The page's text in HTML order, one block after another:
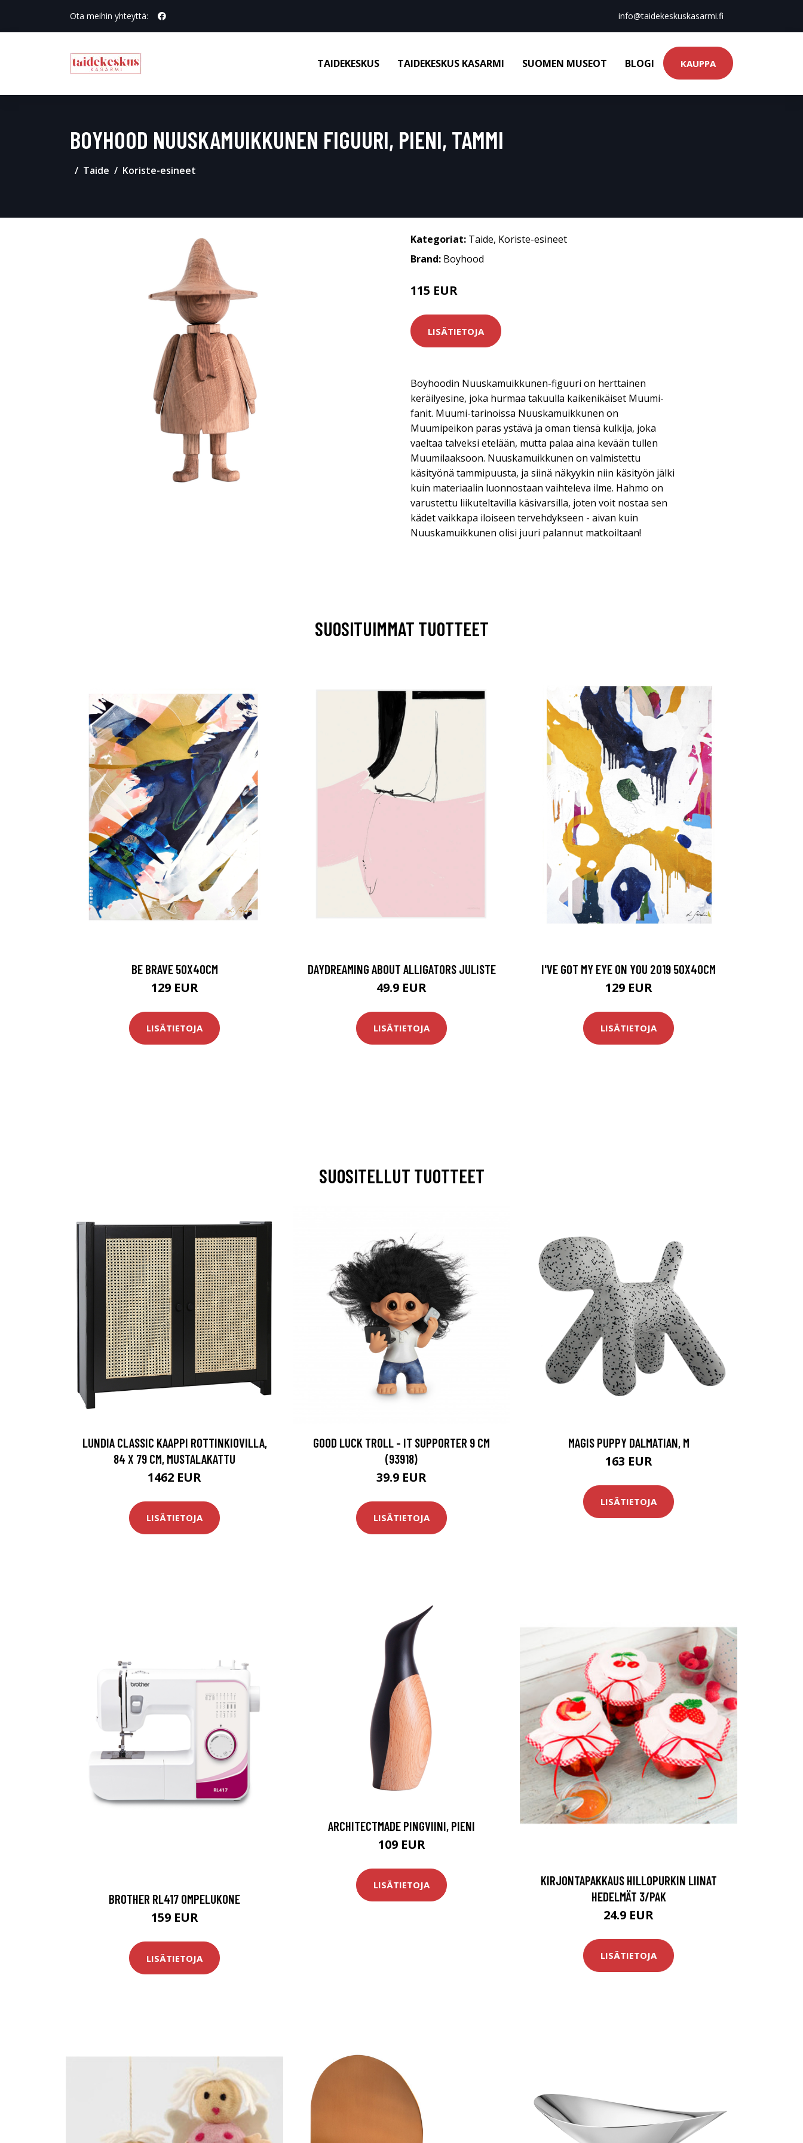
Ota meihin yhteyttä: info@taidekeskuskasarmi.fi
TAIDEKESKUS TAIDEKESKUS KASARMI SUOMEN MUSEOT BLOGI KAUPPA
BOYHOOD NUUSKAMUIKKUNEN FIGUURI, PIENI, TAMMI
Taide Koriste-esineet
Kategoriat: Taide, Koriste-esineet
Brand: Boyhood
115 EUR
LISÄTIETOJA
Boyhoodin Nuuskamuikkunen-figuuri on herttainen
keräilyesine, joka hurmaa takuulla kaikenikäiset Muumi-
fanit. Muumi-tarinoissa Nuuskamuikkunen on
Muumipeikon paras ystävä ja oman tiensä kulkija, joka
vaeltaa talveksi etelään, mutta palaa aina kevään tullen
Muumilaaksoon. Nuuskamuikkunen on valmistettu
käsityönä tammipuusta, ja siinä näkyykin niin käsityön jälki
kuin materiaalin luonnostaan vaihteleva ilme. Hahmo on
varustettu liikuteltavilla käsivarsilla, joten voit nostaa sen
kädet vaikkapa iloiseen tervehdykseen - aivan kuin
Nuuskamuikkunen olisi juuri palannut matkoiltaan!
SUOSITUIMMAT TUOTTEET
BE BRAVE 50X40CM
129 EUR
LISÄTIETOJA
DAYDREAMING ABOUT ALLIGATORS JULISTE
49.9 EUR
LISÄTIETOJA
I'VE GOT MY EYE ON YOU 2019 50X40CM
129 EUR
LISÄTIETOJA
SUOSITELLUT TUOTTEET
LUNDIA CLASSIC KAAPPI ROTTINKIOVILLA,
84 X 79 CM, MUSTALAKATTU
1462 EUR
LISÄTIETOJA
GOOD LUCK TROLL - IT SUPPORTER 9 CM
(93918)
39.9 EUR
LISÄTIETOJA
MAGIS PUPPY DALMATIAN, M
163 EUR
LISÄTIETOJA
BROTHER RL417 OMPELUKONE
159 EUR
LISÄTIETOJA
ARCHITECTMADE PINGVIINI, PIENI
109 EUR
LISÄTIETOJA
KIRJONTAPAKKAUS HILLOPURKIN LIINAT
HEDELMÄT 3/PAK
24.9 EUR
LISÄTIETOJA